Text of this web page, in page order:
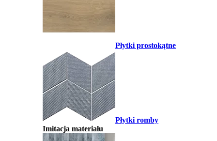
Płytki prostokątne
Płytki romby
Imitacja materiału